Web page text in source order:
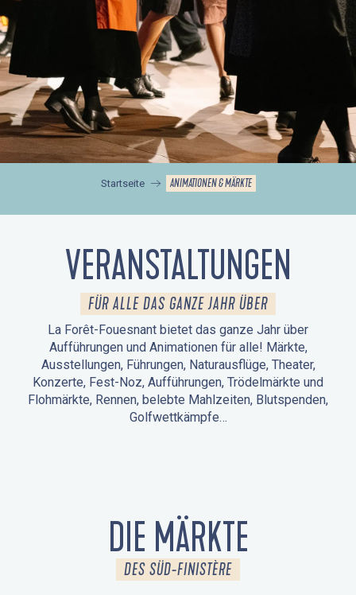
Startseite ANIMATIONEN & MÄRKTE
VERANSTALTUNGEN
FÜR ALLE DAS GANZE JAHR ÜBER
La Forêt-Fouesnant bietet das ganze Jahr über
Aufführungen und Animationen für alle! Märkte,
Ausstellungen, Führungen, Naturausflüge, Theater,
Konzerte, Fest-Noz, Aufführungen, Trödelmärkte und
Flohmärkte, Rennen, belebte Mahlzeiten, Blutspenden,
Golfwettkämpfe…
DIE MÄRKTE
DES SÜD-FINISTÈRE